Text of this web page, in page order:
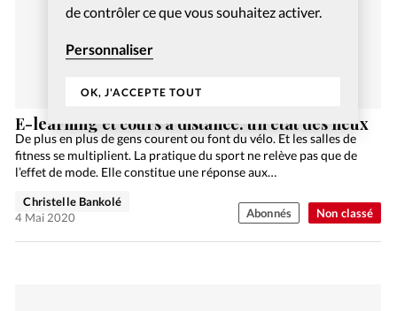
de contrôler ce que vous souhaitez activer.
Personnaliser
OK, J'ACCEPTE TOUT
Non classé
E-learning et cours à distance: un état des lieux
De plus en plus de gens courent ou font du vélo. Et les salles de
fitness se multiplient. La pratique du sport ne relève pas que de
l’effet de mode. Elle constitue une réponse aux…
Christelle Bankolé
4 Mai 2020
Abonnés